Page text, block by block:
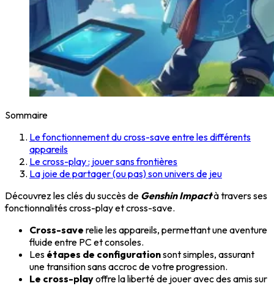
Sommaire
Le fonctionnement du cross-save entre les différents
appareils
Le cross-play : jouer sans frontières
La joie de partager (ou pas) son univers de jeu
Découvrez les clés du succès de Genshin Impactà travers ses
fonctionnalités cross-play et cross-save.
Cross-save relie les appareils, permettant une aventure
fluide entre PC et consoles.
Les étapes de configurationsont simples, assurant
une transition sans accroc de votre progression.
Le cross-playoffre la liberté de jouer avec des amis sur